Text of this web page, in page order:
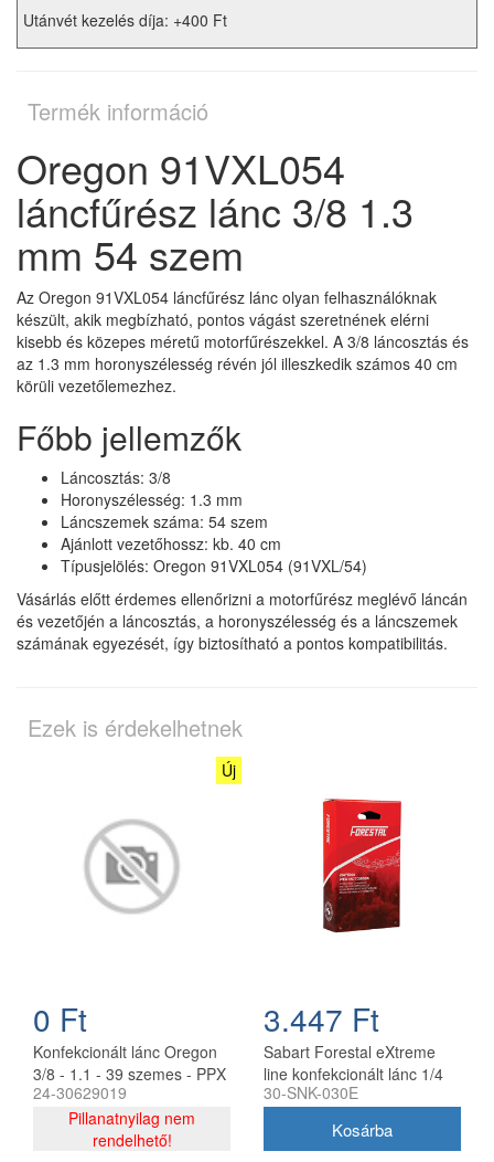
Utánvét kezelés díja: +400 Ft
Termék információ
Oregon 91VXL054
láncfűrész lánc 3/8 1.3
mm 54 szem
Az Oregon 91VXL054 láncfűrész lánc olyan felhasználóknak
készült, akik megbízható, pontos vágást szeretnének elérni
kisebb és közepes méretű motorfűrészekkel. A 3/8 láncosztás és
az 1.3 mm horonyszélesség révén jól illeszkedik számos 40 cm
körüli vezetőlemezhez.
Főbb jellemzők
Láncosztás: 3/8
Horonyszélesség: 1.3 mm
Láncszemek száma: 54 szem
Ajánlott vezetőhossz: kb. 40 cm
Típusjelölés: Oregon 91VXL054 (91VXL/54)
Vásárlás előtt érdemes ellenőrizni a motorfűrész meglévő láncán
és vezetőjén a láncosztás, a horonyszélesség és a láncszemek
számának egyezését, így biztosítható a pontos kompatibilitás.
Ezek is érdekelhetnek
Új
0 Ft
Konfekcionált lánc Oregon
3/8 - 1.1 - 39 szemes - PPX
270, PPH 250
24-30629019
Pillanatnyilag nem
rendelhető!
3.447 Ft
Sabart Forestal eXtreme
line konfekcionált lánc 1/4
1.1 30 szemes
fűrészekhez
30-SNK-030E